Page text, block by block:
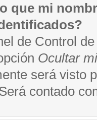
que mi
de Control
Ocultar
será visto
contado